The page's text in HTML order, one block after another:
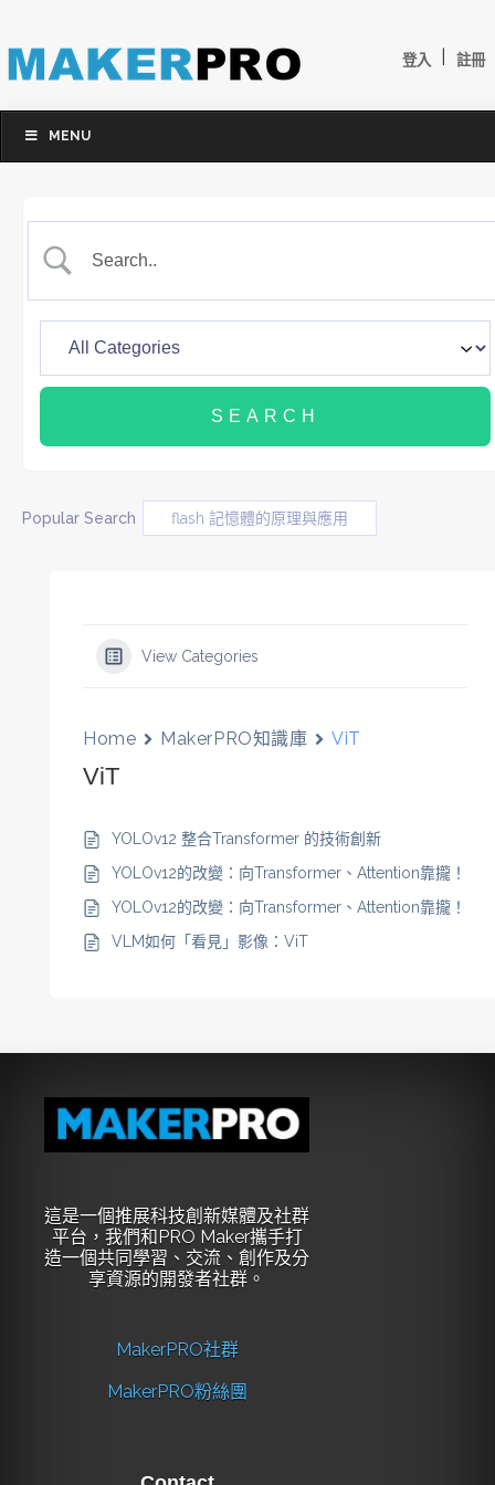
登入 註冊
MENU
Popular Search flash 記憶體的原理與應用
View Categories
Home MakerPRO知識庫 ViT
ViT
YOLOv12 整合Transformer 的技術創新
YOLOv12的改變：向Transformer、Attention靠攏！
YOLOv12的改變：向Transformer、Attention靠攏！
VLM如何「看見」影像：ViT
這是一個推展科技創新媒體及社群
平台，我們和PRO Maker攜手打
造一個共同學習、交流、創作及分
享資源的開發者社群。
MakerPRO社群
MakerPRO粉絲團